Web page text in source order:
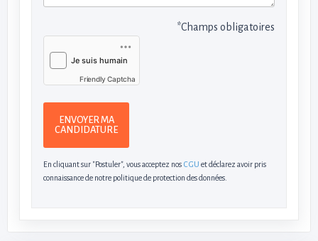
*Champs obligatoires
Friendly Captcha
ENVOYER MA
CANDIDATURE
En cliquant sur "Postuler", vous acceptez nos CGU et déclarez avoir pris
connaissance de notre politique de protection des données.